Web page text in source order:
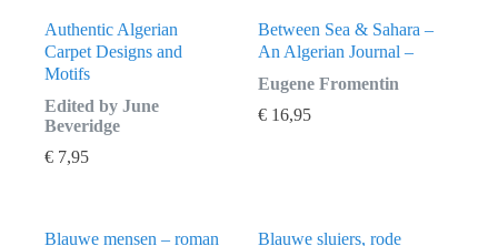
Authentic Algerian
Carpet Designs and
Motifs
Edited by June
Beveridge
€ 7,95
Between Sea & Sahara –
An Algerian Journal –
Eugene Fromentin
€ 16,95
Blauwe mensen – roman
Blauwe sluiers, rode